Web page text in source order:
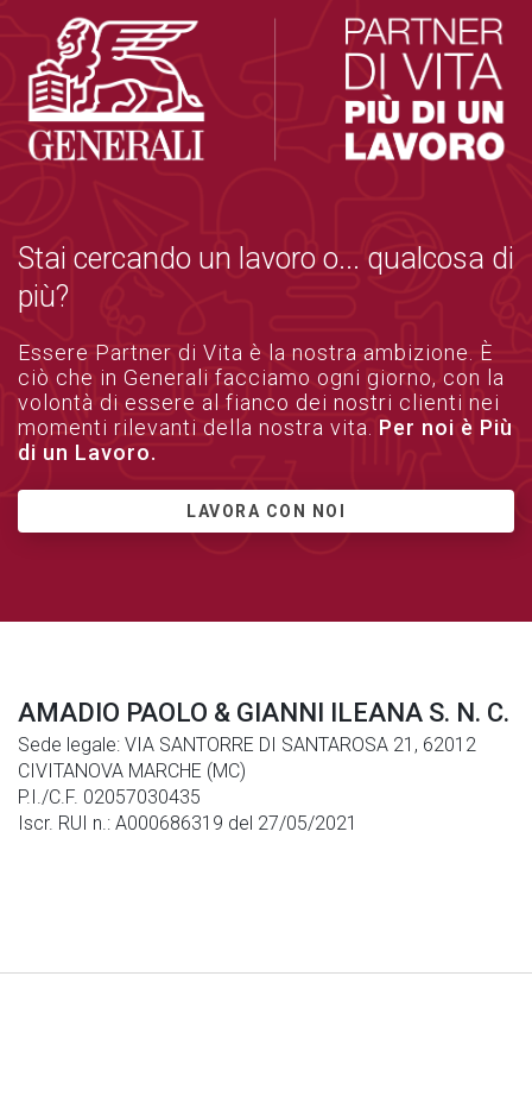
Stai cercando un lavoro o... qualcosa di
più?
Essere Partner di Vita è la nostra ambizione. È
ciò che in Generali facciamo ogni giorno, con la
volontà di essere al fianco dei nostri clienti nei
momenti rilevanti della nostra vita. Per noi è Più
di un Lavoro.
LAVORA CON NOI
AMADIO PAOLO & GIANNI ILEANA S. N. C.
Sede legale: VIA SANTORRE DI SANTAROSA 21, 62012
CIVITANOVA MARCHE (MC)
P.I./C.F. 02057030435
Iscr. RUI n.: A000686319 del 27/05/2021